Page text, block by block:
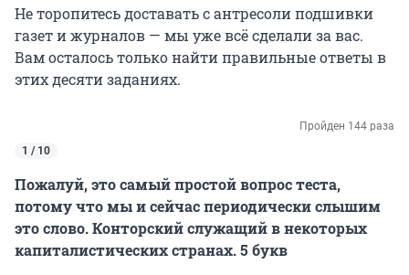
Не торопитесь доставать с антресоли подшивки
газет и журналов — мы уже всё сделали за вас.
Вам осталось только найти правильные ответы в
этих десяти заданиях.
Пройден 144 раза
1 / 10
Пожалуй, это самый простой вопрос теста,
потому что мы и сейчас периодически слышим
это слово. Конторский служащий в некоторых
капиталистических странах. 5 букв